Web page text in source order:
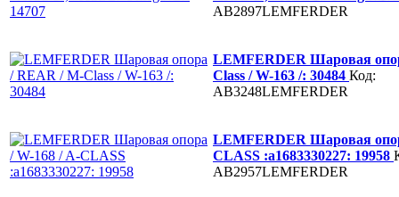
AB2897LEMFERDER
LEMFERDER Шаровая
Class / W-163 /: 30484 Код:
AB3248LEMFERDER
LEMFERDER Шаровая
CLASS :a1683330227: 19958
AB2957LEMFERDER